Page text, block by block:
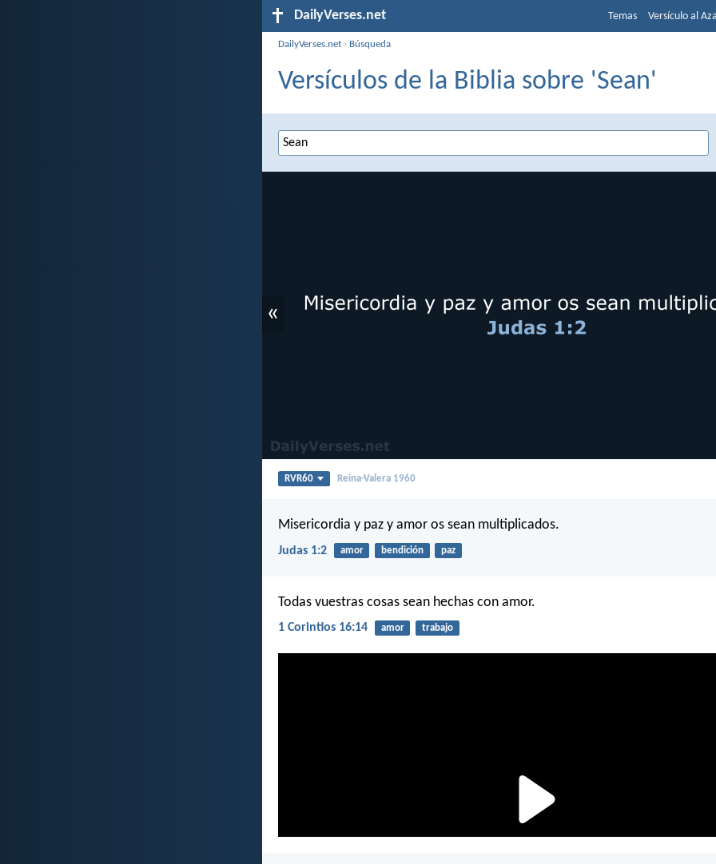
DailyVerses.net Temas Versículo al
DailyVerses.net › Búsqueda
Versículos de la Biblia sobre 'Sean'
«
RVR60 Reina-Valera 1960
Misericordia y paz y amor os sean multiplicados.
Judas 1:2 amor bendición paz
Todas vuestras cosas sean hechas con amor.
1 Corintios 16:14 amor trabajo